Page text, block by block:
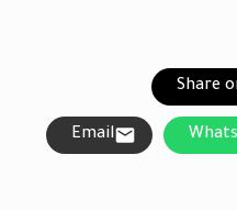
Share
Email